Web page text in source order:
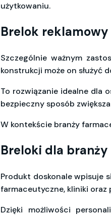
użytkowaniu.
Brelok
Szczególnie ważnym
konstrukcji może on służyć
To rozwiązanie idealne dla
bezpieczny sposób
W kontekście branży
Breloki dla
Produkt doskonale wpisuje
farmaceutyczne, kliniki
Dzięki możliwości